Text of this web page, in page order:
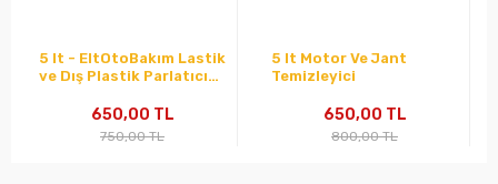
5 lt - EltOtoBakım Lastik
ve Dış Plastik Parlatıcı
650,00 TL
750,00 TL
5 lt Motor Ve Jant
Temizleyici
650,00 TL
800,00 TL